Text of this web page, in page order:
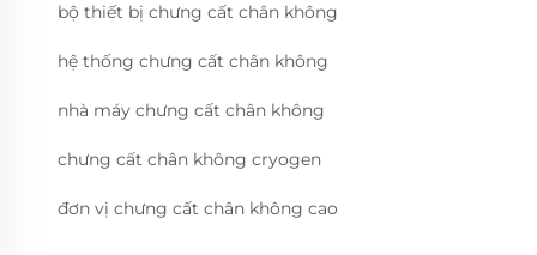
bộ thiết bị chưng cất chân không
hệ thống chưng cất chân không
nhà máy chưng cất chân không
chưng cất chân không cryogen
đơn vị chưng cất chân không cao